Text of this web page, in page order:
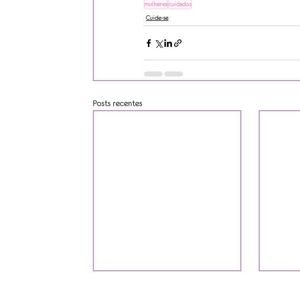
mulherescuidados
Cuide-se
Posts recentes